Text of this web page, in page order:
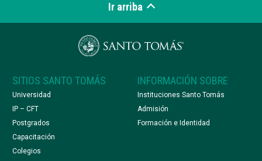
Ir arriba
SITIOS SANTO TOMÁS
Universidad
IP – CFT
Postgrados
Capacitación
Colegios
INFORMACIÓN SOBRE
Instituciones Santo Tomás
Admisión
Formación e Identidad